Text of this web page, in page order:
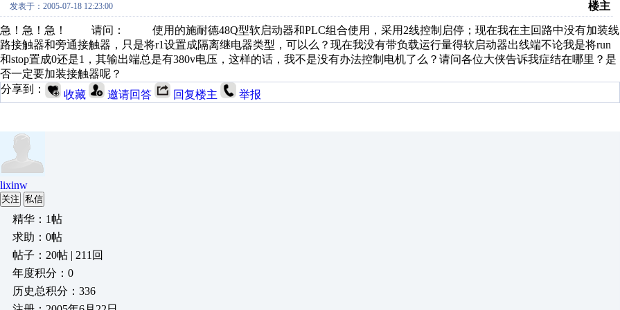
发表于：2005-07-18 12:23:00 楼主
急！急！急！ 请问： 使用的施耐德48Q型软启动器和PLC组合使用，采用2线控制启停；现在我在主回路中没有加装线
路接触器和旁通接触器，只是将r1设置成隔离继电器类型，可以么？现在我没有带负载运行量得软启动器出线端不论我是将run
和stop置成0还是1，其输出端总是有380v电压，这样的话，我不是没有办法控制电机了么？请问各位大侠告诉我症结在哪里？是
否一定要加装接触器呢？
分享到：
收藏 邀请回答 回复楼主 举报
lixinw
关注 私信
精华：1帖
求助：0帖
帖子：20帖 | 211回
年度积分：0
历史总积分：336